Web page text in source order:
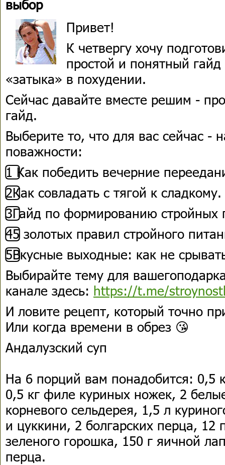
выбор
Привет!
К четвергу хочу
простой и понятный
«затыка» в похудении.
Сейчас давайте вместе решим -
гайд.
Выберите то, что для вас сейчас -
поважности:
1️⃣ Как победить вечерние
2️⃣Как совладать с тягой к сладкому.
3️⃣Гайд по формированию стройных
4️⃣5 золотых правил стройного
5️⃣Вкусные выходные: как не
Выбирайте тему для
канале здесь: https://t.me/
И ловите рецепт, который точно
Или когда времени в обрез 😘
Андалузский суп
На 6 порций вам понадобится: 0,5
0,5 кг филе куриных ножек, 2
корневого сельдерея, 1,5 л
и цуккини, 2 болгарских перца, 12
зеленого горошка, 150 г яичной
перца.